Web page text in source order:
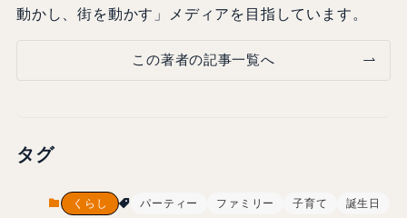
動かし、街を動かす」メディアを目指しています。
この著者の記事一覧へ
タグ
くらし パーティー ファミリー 子育て 誕生日